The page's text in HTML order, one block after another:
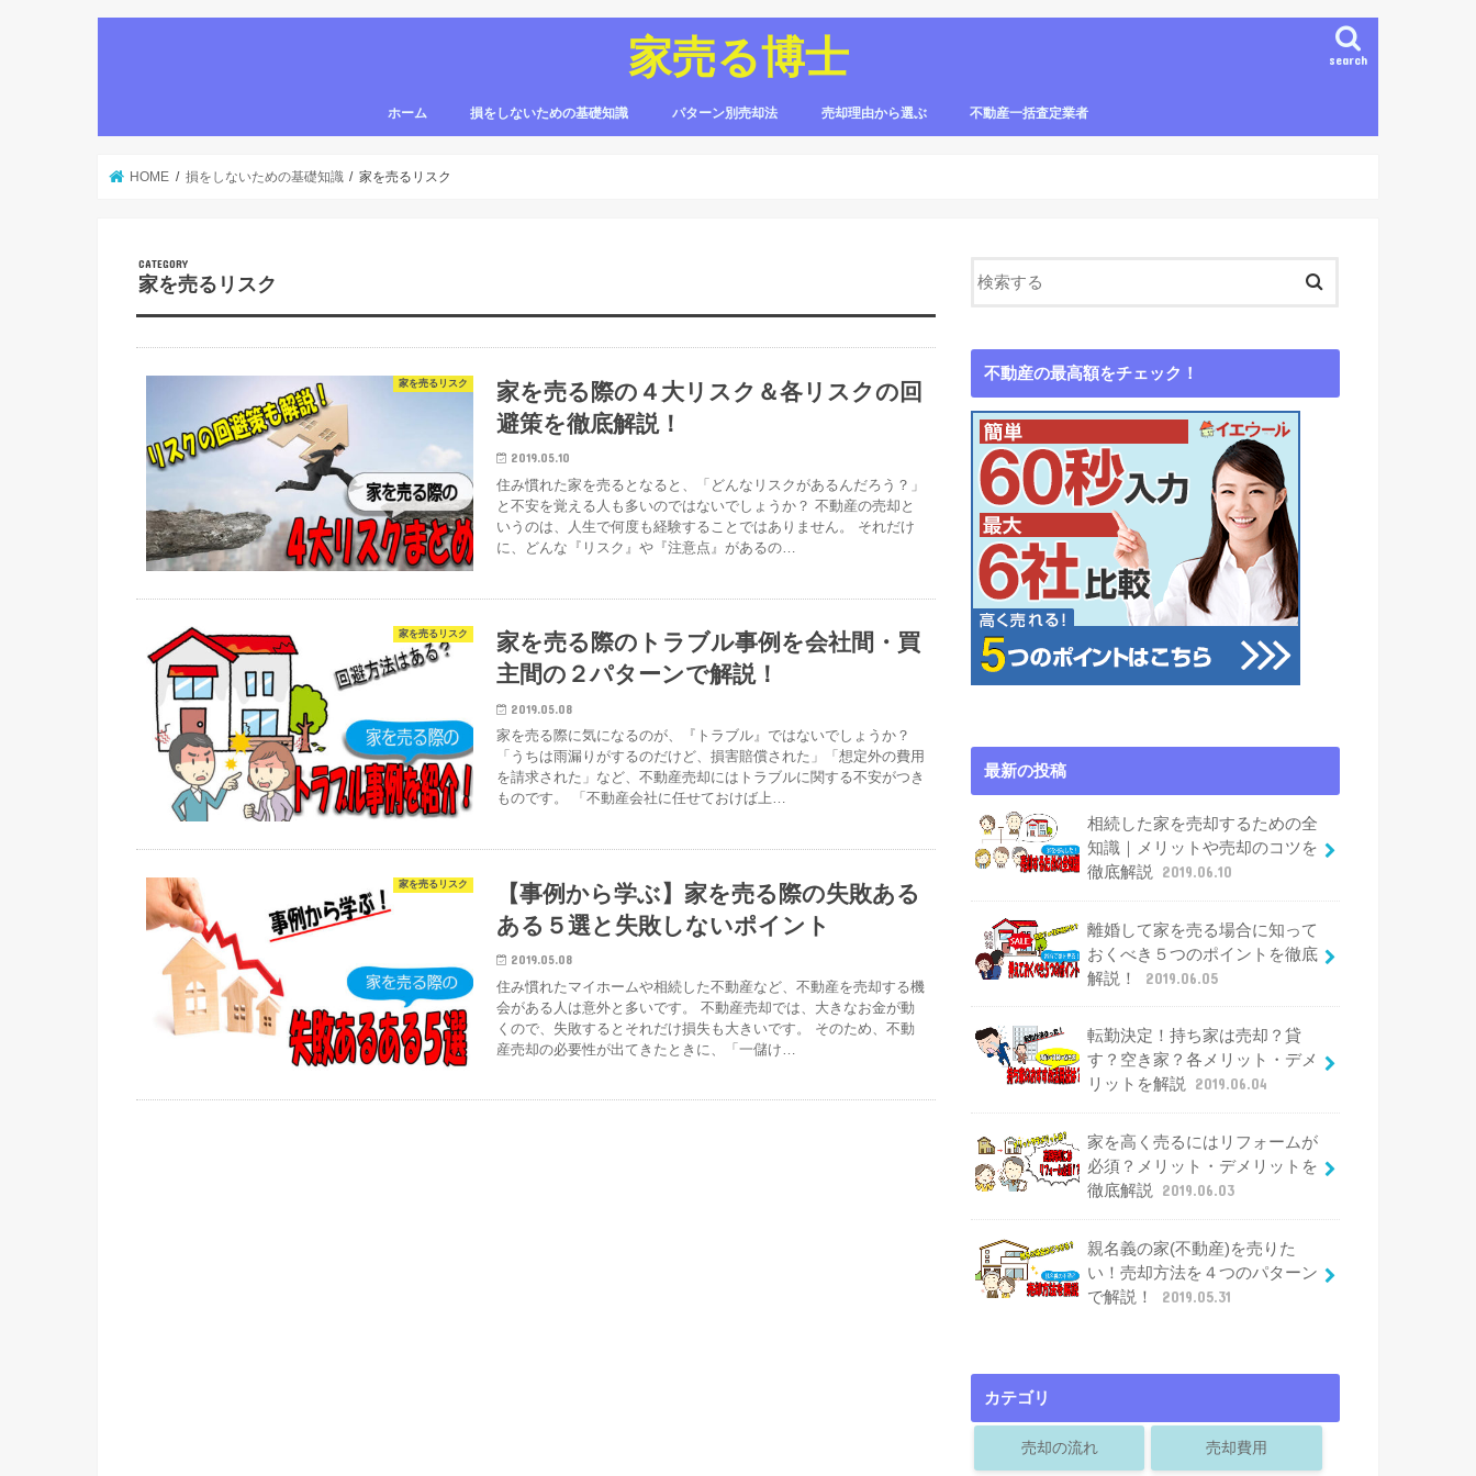
家売る博士 search
ホーム 損をしないための基礎知識 パターン別売却法 売却理由から選ぶ 不動産一括査定業者
HOME 損をしないための基礎知識 家を売るリスク
家を売るリスク
家を売るリスク
家を売る際の４大リスク＆各リスクの回
避策を徹底解説！
2019.05.10
住み慣れた家を売るとなると、「どんなリスクがあるんだろう？」
と不安を覚える人も多いのではないでしょうか？ 不動産の売却と
いうのは、人生で何度も経験することではありません。 それだけ
に、どんな『リスク』や『注意点』があるの…
家を売るリスク
家を売る際のトラブル事例を会社間・買
主間の２パターンで解説！
2019.05.08
家を売る際に気になるのが、『トラブル』ではないでしょうか？
「うちは雨漏りがするのだけど、損害賠償された」「想定外の費用
を請求された」など、不動産売却にはトラブルに関する不安がつき
ものです。 「不動産会社に任せておけば上…
家を売るリスク
【事例から学ぶ】家を売る際の失敗ある
ある５選と失敗しないポイント
2019.05.08
住み慣れたマイホームや相続した不動産など、不動産を売却する機
会がある人は意外と多いです。 不動産売却では、大きなお金が動
くので、失敗するとそれだけ損失も大きいです。 そのため、不動
産売却の必要性が出てきたときに、「一儲け…
不動産の最高額をチェック！
最新の投稿
相続した家を売却するための全
知識｜メリットや売却のコツを
徹底解説
2019.06.10
離婚して家を売る場合に知って
おくべき５つのポイントを徹底
解説！
2019.06.05
転勤決定！持ち家は売却？貸
す？空き家？各メリット・デメ
リットを解説 2019.06.04
家を高く売るにはリフォームが
必須？メリット・デメリットを
徹底解説
2019.06.03
親名義の家(不動産)を売りた
い！売却方法を４つのパターン
で解説！
2019.05.31
カテゴリ
売却の流れ 売却費用